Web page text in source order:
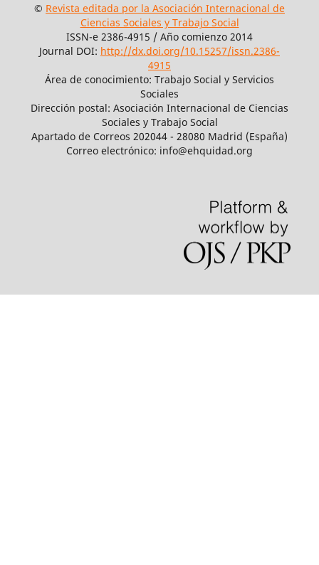
© Revista editada por la Asociación Internacional de
Ciencias Sociales y Trabajo Social
ISSN-e 2386-4915 / Año comienzo 2014
Journal DOI: http://dx.doi.org/10.15257/issn.2386-
4915
Área de conocimiento: Trabajo Social y Servicios
Sociales
Dirección postal: Asociación Internacional de Ciencias
Sociales y Trabajo Social
Apartado de Correos 202044 - 28080 Madrid (España)
Correo electrónico: info@ehquidad.org